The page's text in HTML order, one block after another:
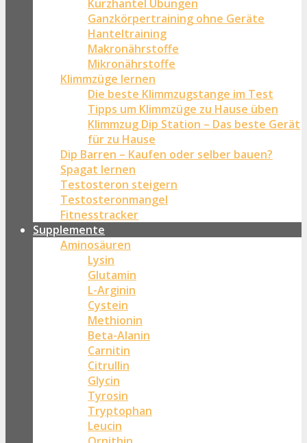
Kurzhantel Übungen
Ganzkörpertraining ohne Geräte
Hanteltraining
Makronährstoffe
Mikronährstoffe
Klimmzüge lernen
Die beste Klimmzugstange im Test
Tipps um Klimmzüge zu Hause üben
Klimmzug Dip Station – Das beste Gerät
für zu Hause
Dip Barren – Kaufen oder selber bauen?
Spagat lernen
Testosteron steigern
Testosteronmangel
Fitnesstracker
Supplemente
Aminosäuren
Lysin
Glutamin
L-Arginin
Cystein
Methionin
Beta-Alanin
Carnitin
Citrullin
Glycin
Tyrosin
Tryptophan
Leucin